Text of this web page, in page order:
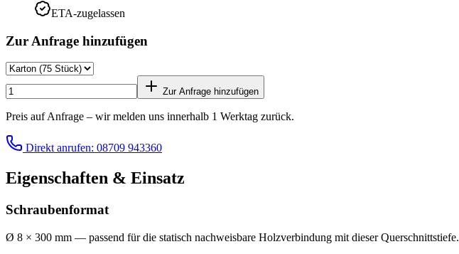
ETA-zugelassen
Zur Anfrage hinzufügen
Zur Anfrage hinzufügen
Preis auf Anfrage – wir melden uns innerhalb 1 Werktag zurück.
Direkt anrufen: 08709 943360
Eigenschaften & Einsatz
Schraubenformat
Ø 8 × 300 mm — passend für die statisch nachweisbare Holzverbindung mit dieser Querschnittstiefe.